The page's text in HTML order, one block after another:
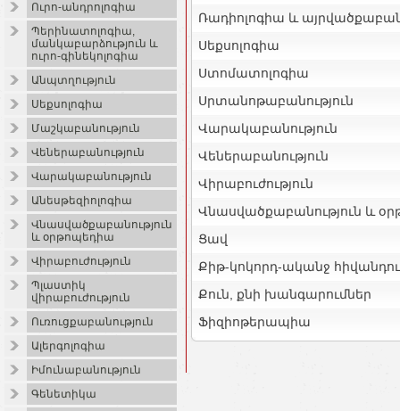
Ուրո-անդրոլոգիա
Պերինատոլոգիա,
մանկաբարձություն և
ուրո-գինեկոլոգիա
Անպտղություն
Սեքսոլոգիա
Մաշկաբանություն
Վեներաբանություն
Վարակաբանություն
Անեսթեզիոլոգիա
Վնասվածքաբանություն
և օրթոպեդիա
Վիրաբուժություն
Պլաստիկ
վիրաբուժություն
Ուռուցքաբանություն
Ալերգոլոգիա
Իմունաբանություն
Գենետիկա
Ռադիոլոգիա և
Սեքսոլոգիա
Ստոմատոլոգիա
Սրտանոթաբանություն
Վարակաբանություն
Վեներաբանություն
Վիրաբուժություն
Վնասվածքաբանություն և
Ցավ
Քիթ-կոկորդ-ականջ
Քուն, քնի խանգարումներ
Ֆիզիոթերապիա